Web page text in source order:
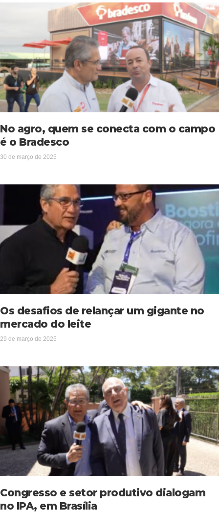
No agro, quem se conecta com o campo
é o Bradesco
30 de março de 2025
Os desafios de relançar um gigante no
mercado do leite
29 de março de 2025
Congresso e setor produtivo dialogam
no IPA, em Brasília